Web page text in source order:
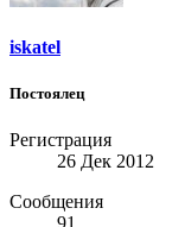
iskatel
Постоялец
Регистрация
26 Дек 2012
Сообщения